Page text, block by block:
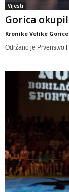
Vijesti
Gorica
Kronike Velike Gorice
Održano je Prvenstvo